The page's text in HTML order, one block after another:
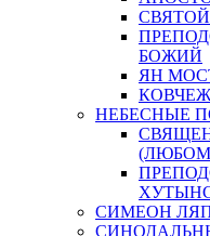
БОЖИЙ
ЯН
НЕБЕСНЫЕ
СИМЕОН